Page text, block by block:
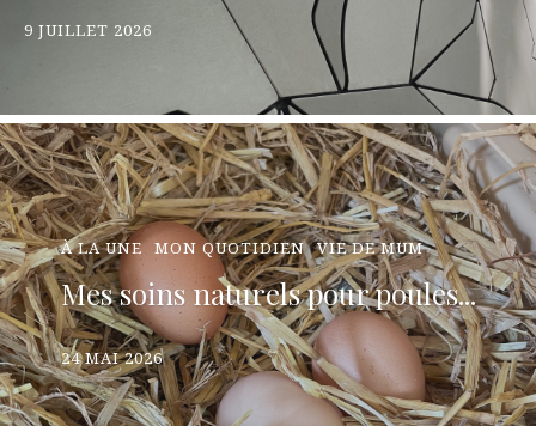
9 JUILLET 2026
À LA UNE MON QUOTIDIEN VIE DE MUM
Mes soins naturels pour poules...
24 MAI 2026